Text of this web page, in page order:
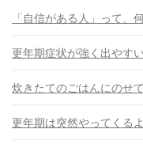
「自信がある人」って、
更年期症状が強く出やす
炊きたてのごはんにのせ
更年期は突然やってくる